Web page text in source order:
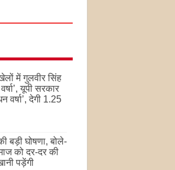
में गुलवीर सिंह
यूपी सरकार
वर्षा’, देगी 1.25
बड़ी घोषणा, बोले-
को दर-दर की
पड़ेंगी